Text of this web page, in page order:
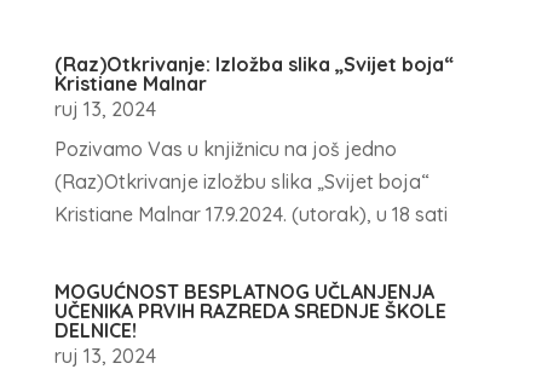
(Raz)Otkrivanje: Izložba slika „Svijet boja“
Kristiane Malnar
ruj 13, 2024
Pozivamo Vas u knjižnicu na još jedno
(Raz)Otkrivanje izložbu slika „Svijet boja“
Kristiane Malnar 17.9.2024. (utorak), u 18 sati
MOGUĆNOST BESPLATNOG UČLANJENJA
UČENIKA PRVIH RAZREDA SREDNJE ŠKOLE
DELNICE!
ruj 13, 2024